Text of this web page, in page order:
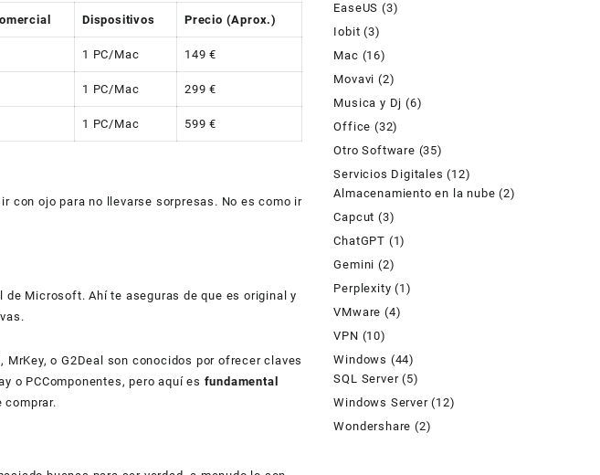
Dispositivos Precio (Aprox.)
1 PC/Mac 149 €
1 PC/Mac 299 €
1 PC/Mac 599 €
con ojo para no llevarse sorpresas. No es como ir
Microsoft. Ahí te aseguras de que es original y
o G2Deal son conocidos por ofrecer claves
o PCComponentes, pero aquí es fundamental
comprar.
EaseUS (3)
Iobit (3)
Mac (16)
Movavi (2)
Musica y Dj (6)
Office (32)
Otro Software (35)
Servicios Digitales (12)
Almacenamiento en la nube (2)
Capcut (3)
ChatGPT (1)
Gemini (2)
Perplexity (1)
VMware (4)
VPN (10)
Windows (44)
SQL Server (5)
Windows Server (12)
Wondershare (2)